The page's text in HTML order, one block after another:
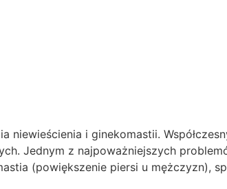
niewieścienia i ginekomastii.
Jednym z najpoważniejszych
(powiększenie piersi u mężczyzn),